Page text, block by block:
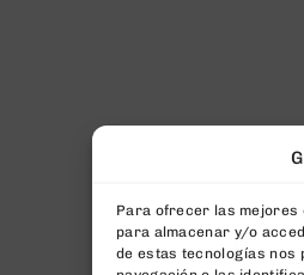
Para ofrecer las mejores
para almacenar y/o
de estas tecnologías nos